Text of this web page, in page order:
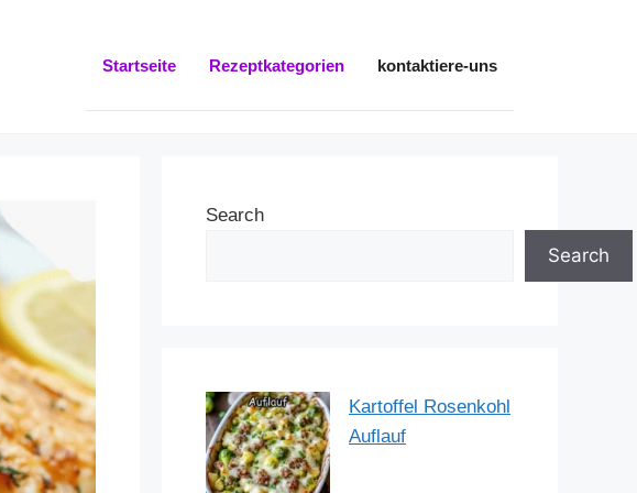
Startseite Rezeptkategorien kontaktiere-uns
Search
Search
Kartoffel Rosenkohl
Auflauf